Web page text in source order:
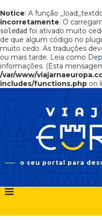
Notice: A função
incorretamente. O
soledad foi ativado muito
de que algum código no
muito cedo. As traduções
ou mais tarde. Leia como
informações. (Esta
/var/www/
includes/functions.php on
o seu portal para